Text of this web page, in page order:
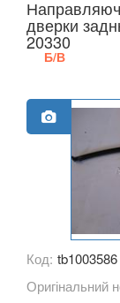
KIA
LANCIA
LAND
LEXUS
MAZDA
дверки
20330
Б/В
Код: tb1003586
Оригінальний